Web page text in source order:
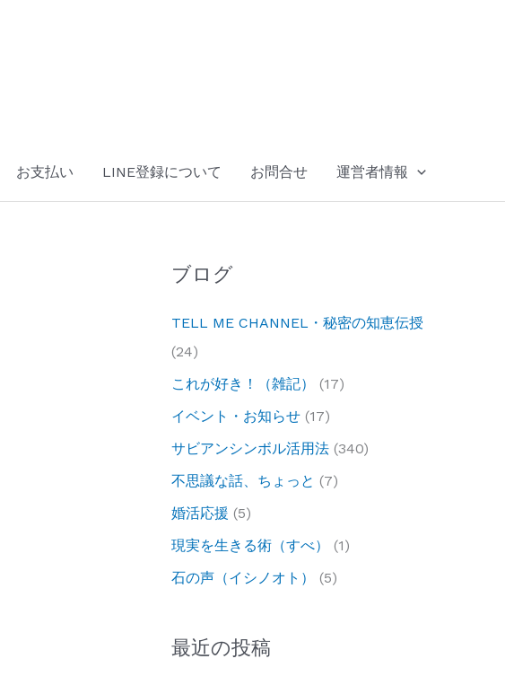
お支払い LINE登録について お問合せ 運営者情報
ブログ
TELL ME CHANNEL・秘密の知恵伝授
(24)
これが好き！（雑記）
(17)
イベント・お知らせ (17)
サビアンシンボル活用法 (340)
不思議な話、ちょっと (7)
婚活応援 (5)
現実を生きる術（すべ）
(1)
石の声（イシノオト）
(5)
最近の投稿